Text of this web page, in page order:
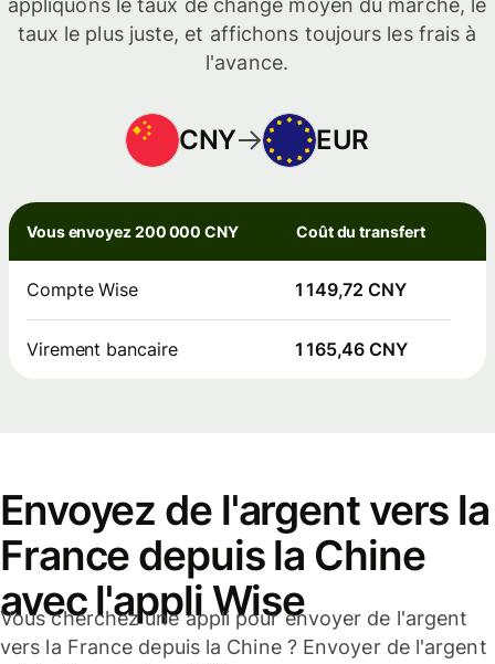
appliquons le taux de change moyen du marché, le
taux le plus juste, et affichons toujours les frais à
l'avance.
CNY EUR
Vous envoyez 200 000 CNY Coût du transfert
Compte Wise 1 149,72 CNY
Virement bancaire 1 165,46 CNY
Envoyez de l'argent vers la
France depuis la Chine
avec l'appli Wise
Vous cherchez une appli pour envoyer de l'argent
vers la France depuis la Chine ? Envoyer de l'argent